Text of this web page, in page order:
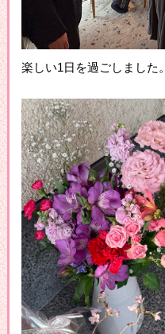
楽しい1日を過ごしました。